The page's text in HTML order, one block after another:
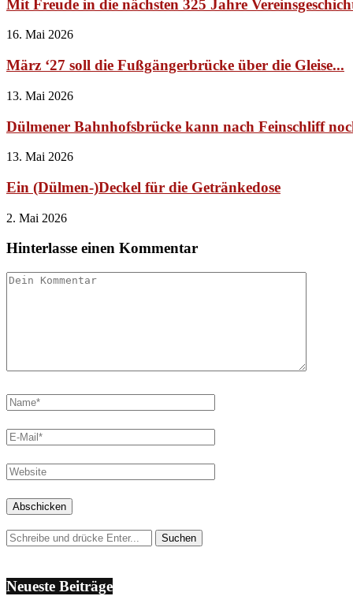
Mit Freude in die nächsten 325 Jahre
16. Mai 2026
März ‘27 soll die Fußgängerbrücke über die Gleise...
13. Mai 2026
Dülmener Bahnhofsbrücke kann nach Feinschliff
13. Mai 2026
Ein (Dülmen-)Deckel für die Getränkedose
2. Mai 2026
Hinterlasse einen Kommentar
Neueste Beiträge